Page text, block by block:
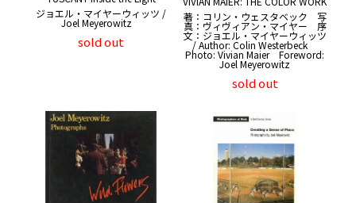
ジョエル・マイヤーウィッツ /
Joel Meyerowitz
sold out
著：コリン・ウェスタベック 写
真：ヴィヴィアン・マイヤー 序
文：ジョエル・マイヤーウィッツ
/ Author: Colin Westerbeck
Photo: Vivian Maier Foreword:
Joel Meyerowitz
sold out